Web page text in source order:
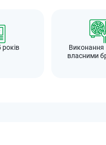
років
власними